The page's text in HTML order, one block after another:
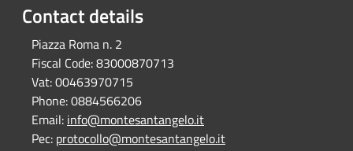
Contact details
Piazza Roma n. 2
Fiscal Code:83000870713
Vat:00463970715
Phone:0884566206
Email: info@montesantangelo.it
Pec: protocollo@montesantangelo.it